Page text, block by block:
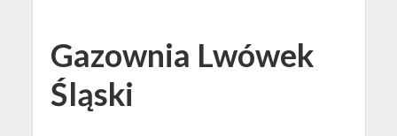
Gazownia Lwówek
Śląski